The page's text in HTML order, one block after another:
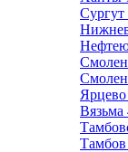
Сургут
Ярцево
Вязьма
Тамбов